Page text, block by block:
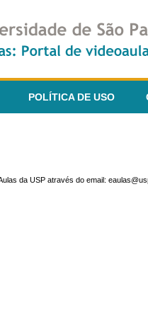
POLÍTICA DE USO
da USP através do email: